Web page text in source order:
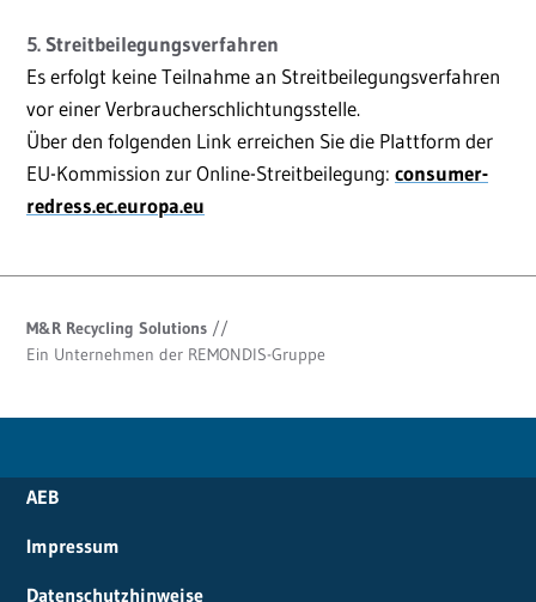
5. Streitbeilegungsverfahren
Es erfolgt keine Teilnahme an Streitbeilegungsverfahren
vor einer Verbraucherschlichtungsstelle.
Über den folgenden Link erreichen Sie die Plattform der
EU-Kommission zur Online-Streitbeilegung: consumer-
redress.ec.europa.eu
M&R Recycling Solutions //
Ein Unternehmen der REMONDIS-Gruppe
AEB
Impressum
Datenschutzhinweise